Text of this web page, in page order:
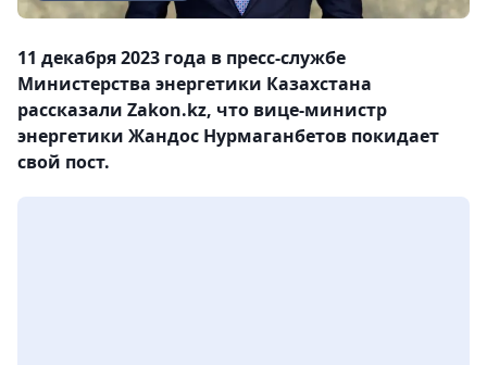
11 декабря 2023 года в пресс-службе
Министерства энергетики Казахстана
рассказали Zakon.kz, что вице-министр
энергетики Жандос Нурмаганбетов покидает
свой пост.